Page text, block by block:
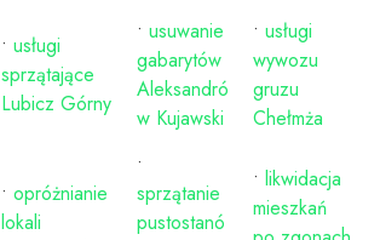
• usługi
sprzątające
Lubicz Górny
• usuwanie
gabarytów
Aleksandró
w Kujawski
• usługi
wywozu
gruzu
Chełmża
• opróżnianie
lokali
•
sprzątanie
pustostanó
• likwidacja
mieszkań